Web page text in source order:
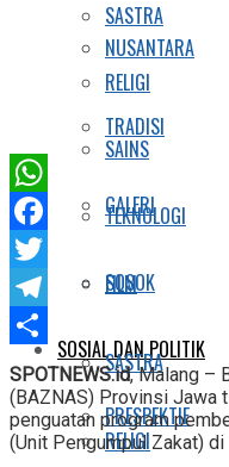
SASTRA
RELIGI
SAINS
TEKNOLOGI
SOSOK
SOSIAL DAN POLITIK
PRESPEKTIF
NUSANTARA
TRADISI
GALERI
FILM
SASTRA
RELIGI
WhatsApp
Facebook
Twitter
Telegram
Share
SPOTNEWS.id, Malang –
(BAZNAS) Provinsi Jawa
penguatan program
(Unit Pengumpul Zakat)